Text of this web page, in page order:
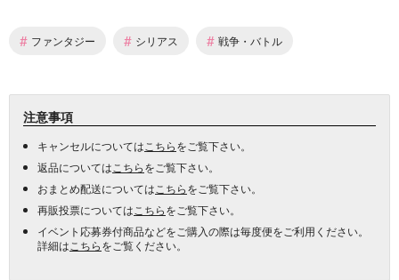
# ファンタジー # シリアス # 戦争・バトル
注意事項
キャンセルについては こちらをご覧下さい。
返品については こちらをご覧下さい。
おまとめ配送については こちらをご覧下さい。
再販投票については こちらをご覧下さい。
イベント応募券付商品などをご購入の際は毎度便をご利用ください。
詳細は こちらをご覧ください。